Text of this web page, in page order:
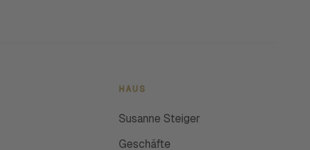
HAUS
Susanne Steiger
Geschäfte